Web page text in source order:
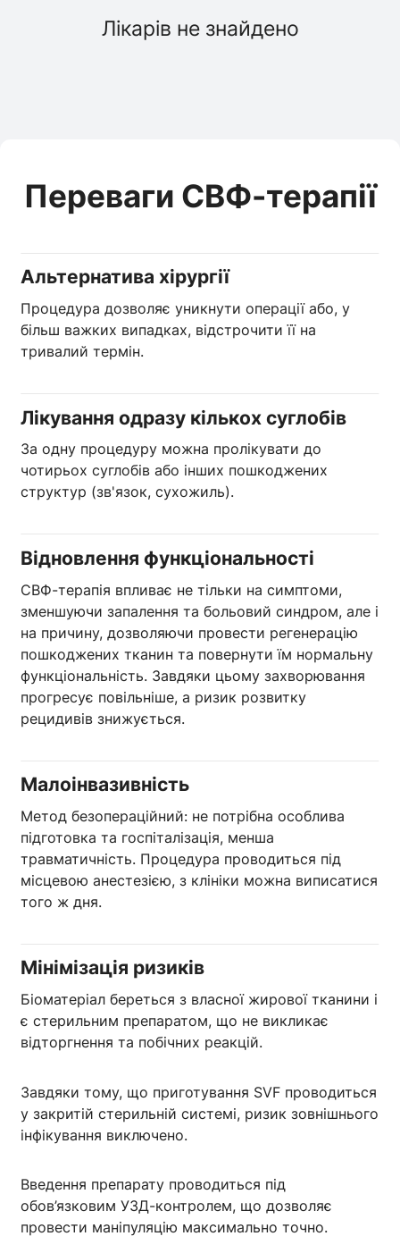
Лікарів не знайдено
Переваги СВФ-терапії
Альтернатива хірургії
Процедура дозволяє уникнути операції або, у
більш важких випадках, відстрочити її на
тривалий термін.
Лікування одразу кількох суглобів
За одну процедуру можна пролікувати до
чотирьох суглобів або інших пошкоджених
структур (зв'язок, сухожиль).
Відновлення функціональності
СВФ-терапія впливає не тільки на симптоми,
зменшуючи запалення та больовий синдром, але і
на причину, дозволяючи провести регенерацію
пошкоджених тканин та повернути їм нормальну
функціональність. Завдяки цьому захворювання
прогресує повільніше, а ризик розвитку
рецидивів знижується.
Малоінвазивність
Метод безопераційний: не потрібна особлива
підготовка та госпіталізація, менша
травматичність. Процедура проводиться під
місцевою анестезією, з клініки можна виписатися
того ж дня.
Мінімізація ризиків
Біоматеріал береться з власної жирової тканини і
є стерильним препаратом, що не викликає
відторгнення та побічних реакцій.
Завдяки тому, що приготування SVF проводиться
у закритій стерильній системі, ризик зовнішнього
інфікування виключено.
Введення препарату проводиться під
обов’язковим УЗД-контролем, що дозволяє
провести маніпуляцію максимально точно.